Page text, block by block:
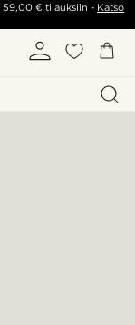
59,00 €tilauksiin - Katso